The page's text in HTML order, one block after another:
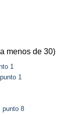
menos de 30)
1
1
punto 8